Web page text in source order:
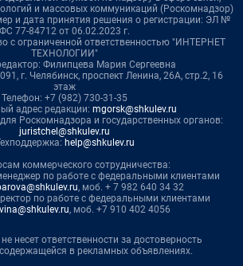
и массовых коммуникаций (Роскомнадзор)
и дата принятия решения о регистрации: ЭЛ №
ФС 77-84712 от 06.02.2023 г.
с ограниченной ответственностью "ИНТЕРНЕТ
ТЕХНОЛОГИИ"
Филипцева Мария Сергеевна
г. Челябинск, проспект Ленина, 26А, стр.2, 16
этаж
Телефон: +7 (982) 730-31-35
адрес редакции: mgorsk@shkulev.ru
Роскомнадзора и государственных органов:
juristchel@shkulev.ru
help@shkulev.ru
коммерческого сотрудничества:
по работе с федеральными клиентами
, моб. + 7 982 640 34 32
по работе с федеральными клиентами
, моб. +7 910 402 4056
несет ответственности за достоверность
в рекламных объявлениях.